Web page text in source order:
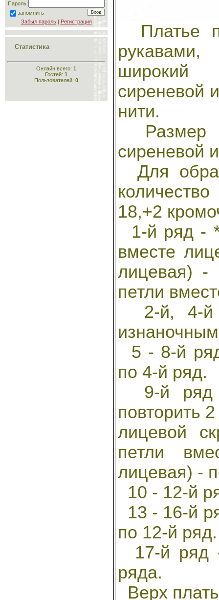
Пароль:
запомнить
Забыл пароль| Регистрация
Статистика
Онлайн всего: 1
Гостей: 1
Пользователей: 0
Платье
рукавами,
широкий
сиреневой
нити.
Размер
сиреневой
Для
18,+2
1-й ряд -
вместе
лицевая) -
петли
2-й, 4-й
5 - 8-й
по 4-й ряд.
9-й ряд
повторить
лицевой
петли
лицевая) -
10 - 12-й
13 - 16-й
по 12-й ряд.
17-й ряд -
ряда.
Верх